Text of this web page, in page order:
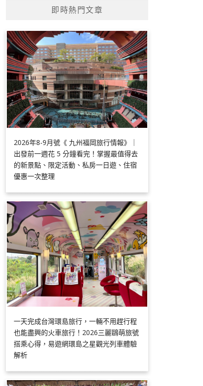
即時熱門文章
2026年8-9月號《 九州福岡旅行情報》｜
出發前一週花 5 分鐘看完！掌握最值得去
的新景點、限定活動、私房一日遊、住宿
優惠一次整理
一天完成台灣環島旅行，一輛不用趕行程
也能盡興的火車旅行！2026三麗鷗萌旅號
搭乘心得，易遊網環島之星觀光列車體驗
解析